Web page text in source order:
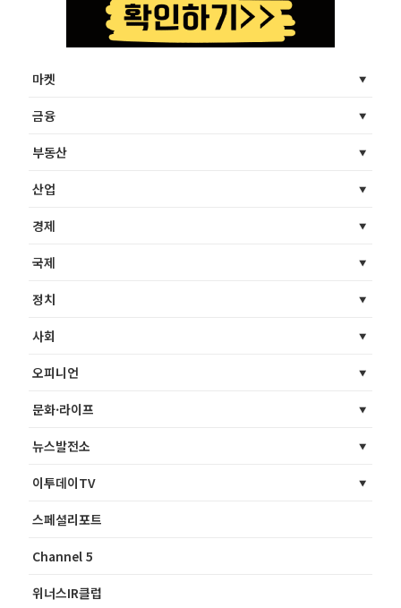
마켓
금융
부동산
산업
경제
국제
정치
사회
오피니언
문화·라이프
뉴스발전소
이투데이TV
스페셜리포트
Channel 5
위너스IR클럽